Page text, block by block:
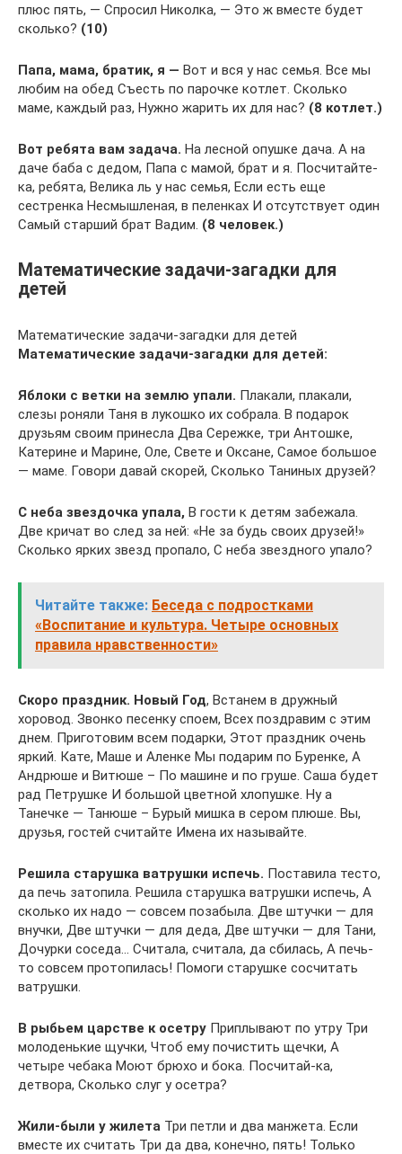
плюс пять, — Спросил Николка, — Это ж вместе будет
сколько? (10)
Папа, мама, братик, я — Вот и вся у нас семья. Все мы
любим на обед Съесть по парочке котлет. Сколько
маме, каждый раз, Нужно жарить их для нас? (8 котлет.)
Вот ребята вам задача. На лесной опушке дача. А на
даче баба с дедом, Папа с мамой, брат и я. Посчитайте-
ка, ребята, Велика ль у нас семья, Если есть еще
сестренка Несмышленая, в пеленках И отсутствует один
Самый старший брат Вадим. (8 человек.)
Математические задачи-загадки для
детей
Математические задачи-загадки для детей
Математические задачи-загадки для детей:
Яблоки с ветки на землю упали. Плакали, плакали,
слезы роняли Таня в лукошко их собрала. В подарок
друзьям своим принесла Два Сережке, три Антошке,
Катерине и Марине, Оле, Свете и Оксане, Самое большое
— маме. Говори давай скорей, Сколько Таниных друзей?
С неба звездочка упала, В гости к детям забежала.
Две кричат во след за ней: «Не за будь своих друзей!»
Сколько ярких звезд пропало, С неба звездного упало?
Читайте также: Беседа с подростками
«Воспитание и культура. Четыре основных
правила нравственности»
Скоро праздник. Новый Год, Встанем в дружный
хоровод. Звонко песенку споем, Всех поздравим с этим
днем. Приготовим всем подарки, Этот праздник очень
яркий. Кате, Маше и Аленке Мы подарим по Буренке, А
Андрюше и Витюше – По машине и по груше. Саша будет
рад Петрушке И большой цветной хлопушке. Ну а
Танечке — Танюше – Бурый мишка в сером плюше. Вы,
друзья, гостей считайте Имена их называйте.
Решила старушка ватрушки испечь. Поставила тесто,
да печь затопила. Решила старушка ватрушки испечь, А
сколько их надо — совсем позабыла. Две штучки — для
внучки, Две штучки — для деда, Две штучки — для Тани,
Дочурки соседа… Считала, считала, да сбилась, А печь-
то совсем протопилась! Помоги старушке сосчитать
ватрушки.
В рыбьем царстве к осетру Приплывают по утру Три
молоденькие щучки, Чтоб ему почистить щечки, А
четыре чебака Моют брюхо и бока. Посчитай-ка,
детвора, Сколько слуг у осетра?
Жили-были у жилета Три петли и два манжета. Если
вместе их считать Три да два, конечно, пять! Только